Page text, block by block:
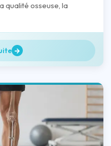
qualité osseuse, la